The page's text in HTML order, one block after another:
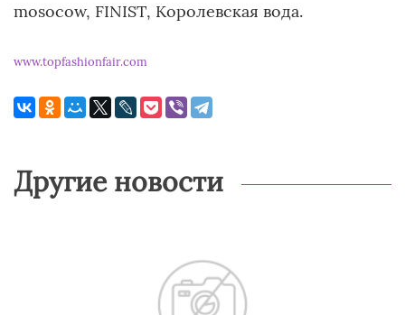
mosocow, FINIST, Королевская вода.
www.topfashionfair.com
Другие новости